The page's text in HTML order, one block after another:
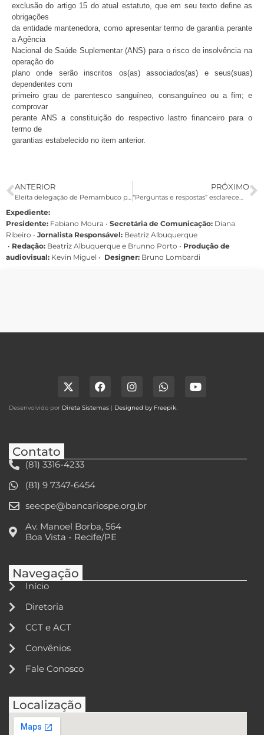
exclusão do artigo 15 do atual estatuto, que em seu texto define as
obrigações
da entidade mantenedora, como apresentar termo de garantia perante
a Agência
Nacional de Saúde Suplementar (ANS) para o risco de insolvência na
operação do
plano onde serão inscritos os(as) associados(as) e seus(suas)
dependentes com
primeiro grau de parentesco sanguíneo, consanguíneo ou a fim; e
comprovar
perante ANS a constituição do respectivo lastro financeiro para o
termo de
garantias estabelecido no item anterior.
ANTERIOR
Eleita delegação de Pernambuco para 31º CNFBB
PRÓXIMO
“Perguntas e respostas” esclarecem dúvidas sobre acordo com o BB
Expediente:
Presidente: Fabiano Moura • Secretária de Comunicação: Diana
Ribeiro • Jornalista Responsável: Beatriz Albuquerque
• Redação: Beatriz Albuquerque e Brunno Porto • Produção de
audiovisual: Kevin Miguel • Designer: Bruno Lombardi
Desenvolvido por Direta Sistemas | Designed by Freepik.
Contato
(81) 3316-4233
(81) 9 7347-6454
seecpe@bancariospe.org.br
Av. Manoel Borba, 564
Boa Vista - Recife/PE
Navegação
Início
Diretoria
CCT e ACT
Convênios
Fale Conosco
Localização